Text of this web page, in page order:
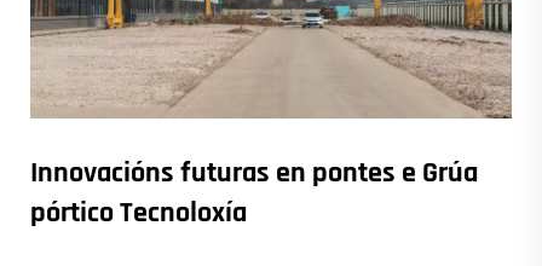
Innovacións futuras en pontes e Grúa
pórticoTecnoloxía